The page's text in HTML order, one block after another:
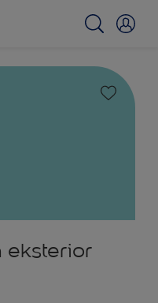
eksterior